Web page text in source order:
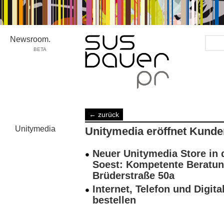
Newsroom.
BETA
deutsch
Kunden
← zurück
Unitymedia Unitymedia eröffnet
Neuer Unitymedia Store in
Soest: Kompetente
Brüderstraße 50a
Internet, Telefon und
bestellen